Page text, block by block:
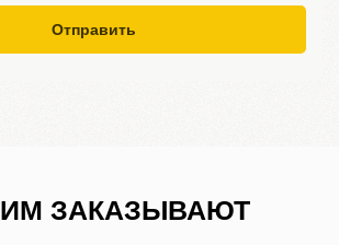
Отправить
ЗАКАЗЫВАЮТ